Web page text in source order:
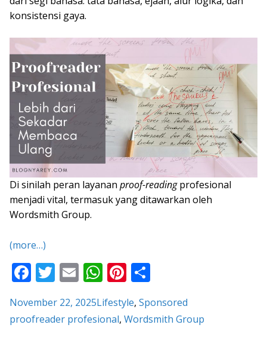
konsistensi gaya.
Di sinilah peran layanan proof-readingprofesional
menjadi vital, termasuk yang ditawarkan oleh
Wordsmith Group.
(more…)
F
e
b
T
itt
er
E
ai
l
W
at
s
Pi
er
e
ar
e
November 22, 2025Lifestyle, Sponsored
proofreader profesional, Wordsmith Group